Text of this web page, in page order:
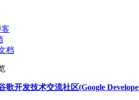
档
歌开发技术交流社区(Google